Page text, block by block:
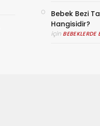
Bebek Bezi
Hangisidir?
için